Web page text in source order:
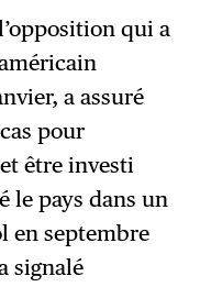
qui a
a assuré
pour
être investi
le pays dans un
en septembre
signalé